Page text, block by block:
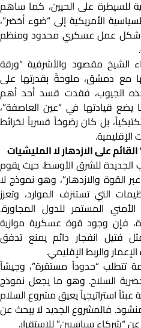
للسيطرة على الحيين، كما ساهم
الأمريكية إلى “ضوء أخضر”،
شكل عمل عسكري محدود ومنظم
الشيخ مقصود والأشرفية “ورقة
مع دمشق، ملوحةً بقدرتها على
الجيوب، فقدت قسد أحد أهم
يضع قيادتها في “عين العاصفة”،
بل كان رضوخاً قسرياً لخرائط
على الازدهار لا المليشيات
الجديدة للشرق الأوسط. حيث يقوم
القوة والازدهار”، وهو نموذج لا
التي تستنزف الموارد، وتعزز
الأمني المستمر للدول المجاورة.
فإن وجود قوة عسكرية موازية
فتيل انفجار دائم يمنع تدفق
والربط الإقليمي.
تتطلب “حدوداً مستقرة”، وجيشاً
السلاح. وهو ما يجعل نموذج
عبئاً استراتيجياً يعيق مشروع السلام
فالمشروع الجديد لا يبحث عن
“شركاء سياسيين” للاستقرار.